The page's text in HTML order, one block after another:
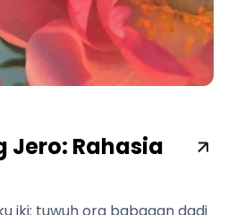
Jero: Rahasia
iki: tuwuh ora babagan dadi